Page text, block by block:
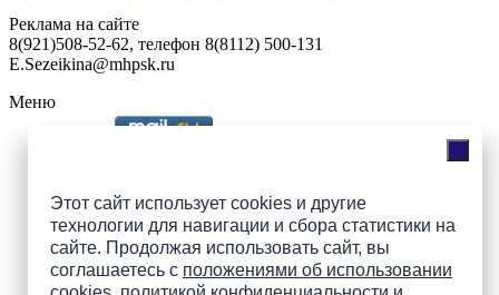
Этот сайт использует cookies и другие
технологии для навигации и сбора статистики на
сайте. Продолжая использовать сайт, вы
соглашаетесь с положениями об использовании
Реклама на сайте
8(921)508-52-62, телефон 8(8112) 500-131
E.Sezeikina@mhpsk.ru
Меню
Подпишись на группы
ПАИ в соцсетях!